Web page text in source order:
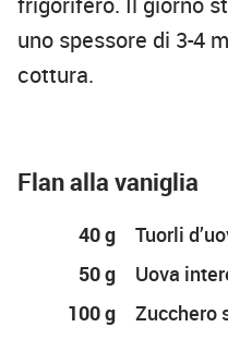
uno spessore di 3-4
cottura.
Flan alla vaniglia
40 g
Tuorli
50 g
Uova
100 g
Zucchero